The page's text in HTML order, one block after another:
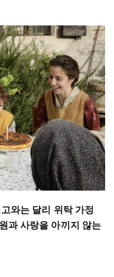
와는 달리 위탁 가정
과 사랑을 아끼지 않는